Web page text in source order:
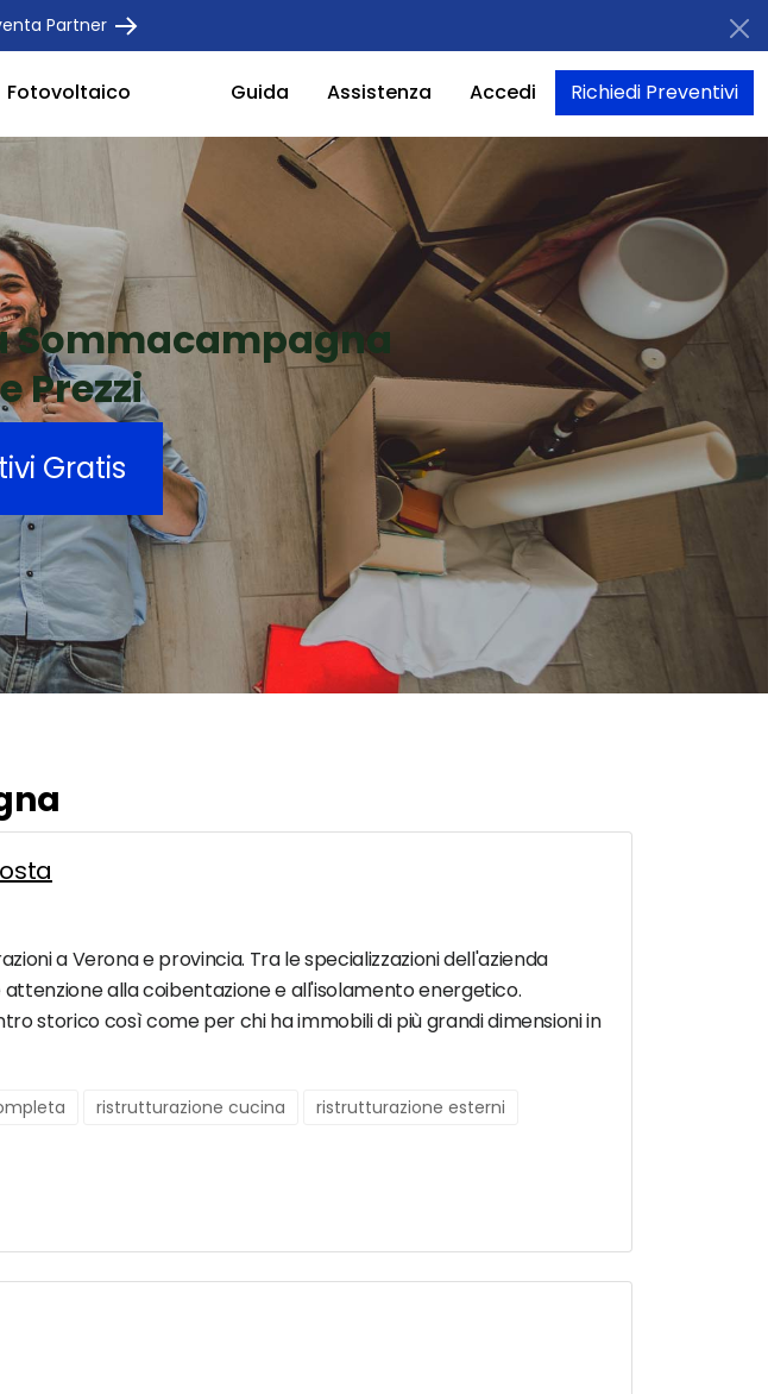
Partner
Fotovoltaico Guida Assistenza Accedi Richiedi Preventivi
Sommacampagna
Prezzi
Gratis
a Verona e provincia. Tra le specializzazioni dell'azienda
alla coibentazione e all'isolamento energetico.
storico così come per chi ha immobili di più grandi dimensioni in
ristrutturazione cucina
ristrutturazione esterni